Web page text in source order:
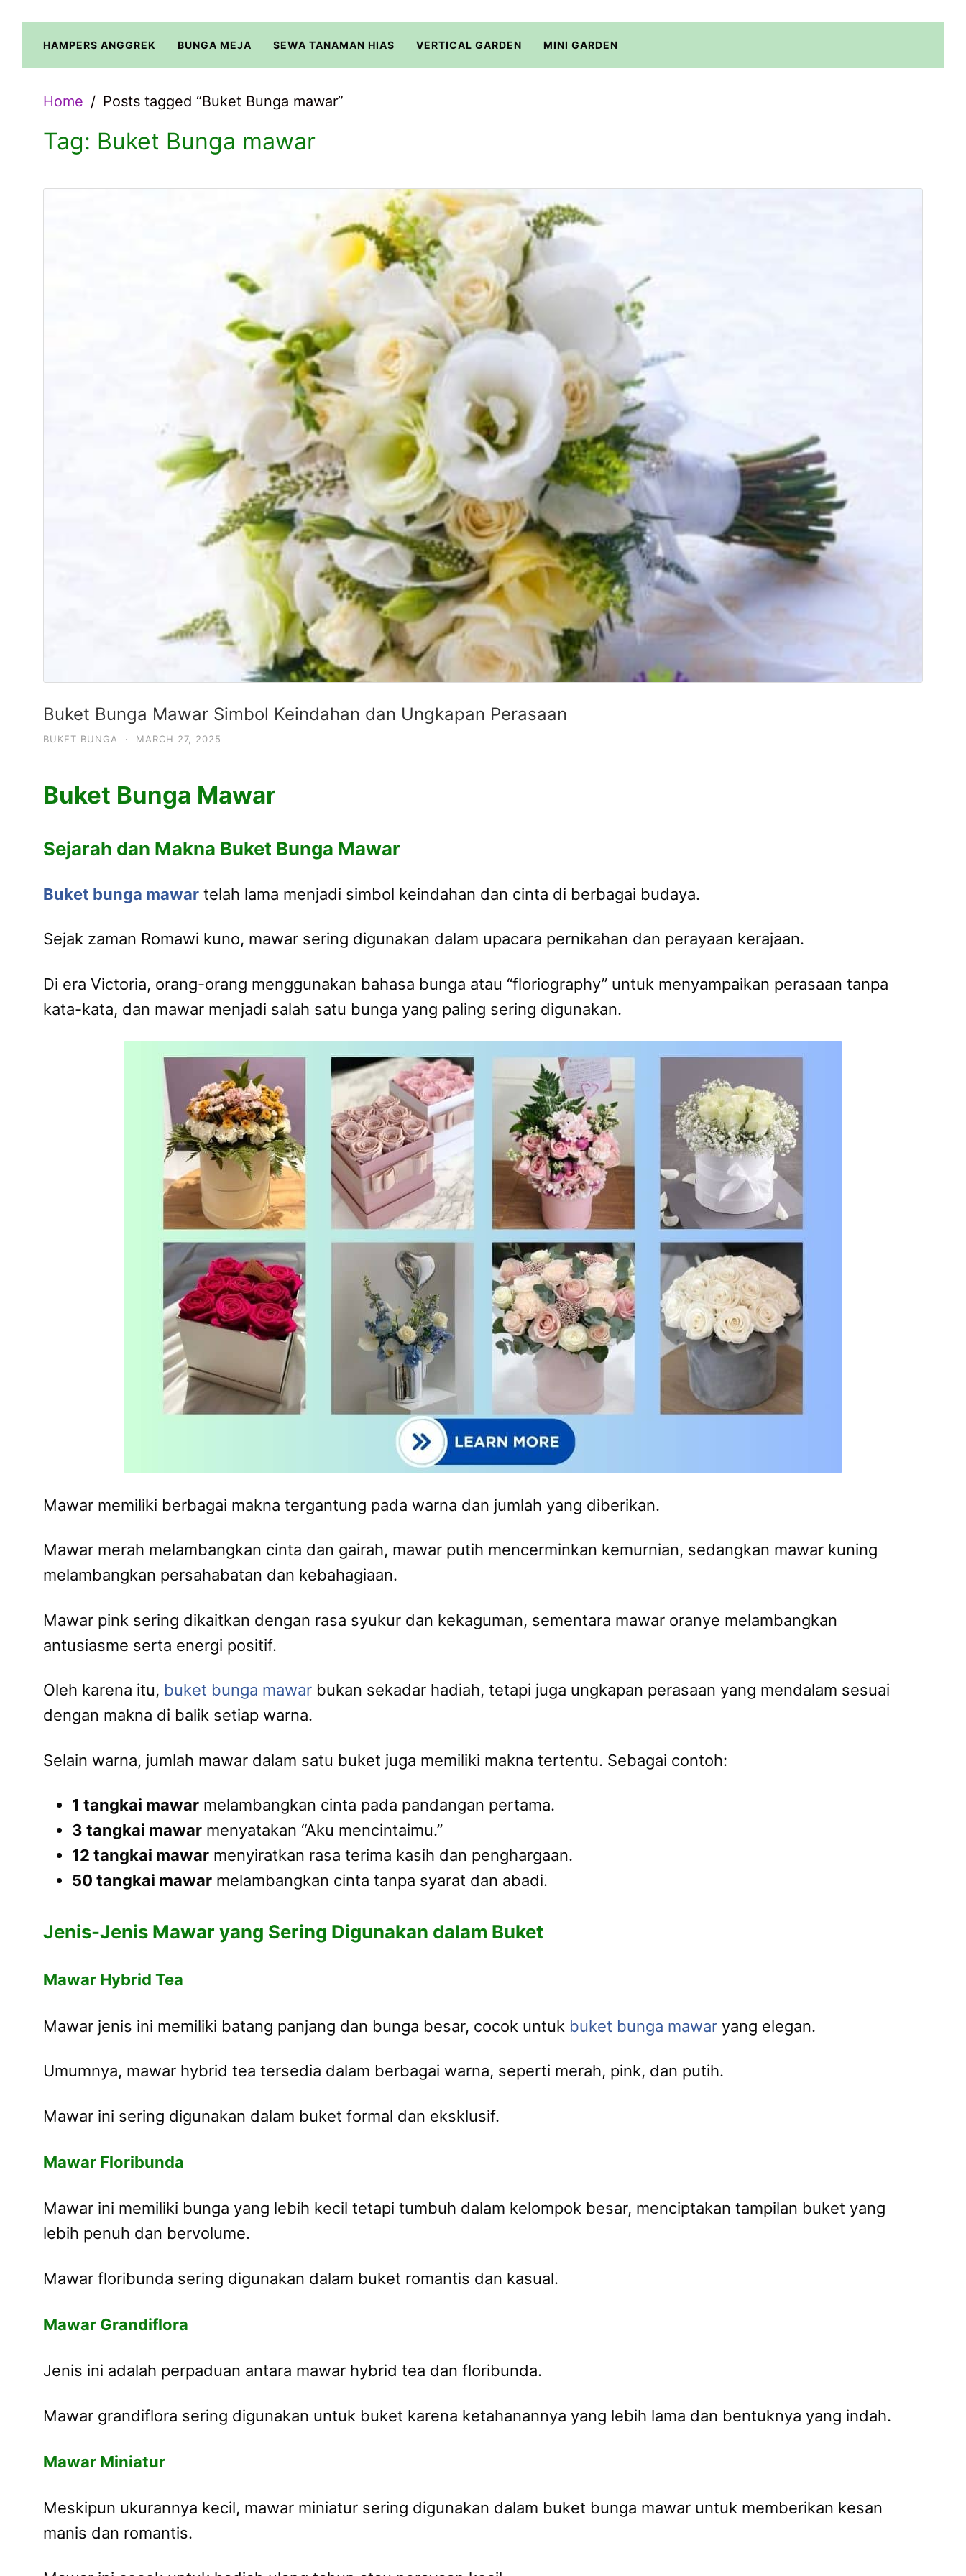
HAMPERS ANGGREK BUNGA MEJA SEWA TANAMAN HIAS VERTICAL GARDEN MINI GARDEN
Home Posts tagged “Buket Bunga mawar”
Tag: Buket Bunga mawar
Buket Bunga Mawar Simbol Keindahan dan Ungkapan Perasaan
BUKET BUNGA · MARCH 27, 2025
Buket Bunga Mawar
Sejarah dan Makna Buket Bunga Mawar
Buket bunga mawar telah lama menjadi simbol keindahan dan cinta di berbagai budaya.
Sejak zaman Romawi kuno, mawar sering digunakan dalam upacara pernikahan dan perayaan kerajaan.
Di era Victoria, orang-orang menggunakan bahasa bunga atau “floriography” untuk menyampaikan perasaan tanpa
kata-kata, dan mawar menjadi salah satu bunga yang paling sering digunakan.
Mawar memiliki berbagai makna tergantung pada warna dan jumlah yang diberikan.
Mawar merah melambangkan cinta dan gairah, mawar putih mencerminkan kemurnian, sedangkan mawar kuning
melambangkan persahabatan dan kebahagiaan.
Mawar pink sering dikaitkan dengan rasa syukur dan kekaguman, sementara mawar oranye melambangkan
antusiasme serta energi positif.
Oleh karena itu, buket bunga mawar bukan sekadar hadiah, tetapi juga ungkapan perasaan yang mendalam sesuai
dengan makna di balik setiap warna.
Selain warna, jumlah mawar dalam satu buket juga memiliki makna tertentu. Sebagai contoh:
1 tangkai mawar melambangkan cinta pada pandangan pertama.
3 tangkai mawar menyatakan “Aku mencintaimu.”
12 tangkai mawar menyiratkan rasa terima kasih dan penghargaan.
50 tangkai mawar melambangkan cinta tanpa syarat dan abadi.
Jenis-Jenis Mawar yang Sering Digunakan dalam Buket
Mawar Hybrid Tea
Mawar jenis ini memiliki batang panjang dan bunga besar, cocok untuk buket bunga mawar yang elegan.
Umumnya, mawar hybrid tea tersedia dalam berbagai warna, seperti merah, pink, dan putih.
Mawar ini sering digunakan dalam buket formal dan eksklusif.
Mawar Floribunda
Mawar ini memiliki bunga yang lebih kecil tetapi tumbuh dalam kelompok besar, menciptakan tampilan buket yang
lebih penuh dan bervolume.
Mawar floribunda sering digunakan dalam buket romantis dan kasual.
Mawar Grandiflora
Jenis ini adalah perpaduan antara mawar hybrid tea dan floribunda.
Mawar grandiflora sering digunakan untuk buket karena ketahanannya yang lebih lama dan bentuknya yang indah.
Mawar Miniatur
Meskipun ukurannya kecil, mawar miniatur sering digunakan dalam buket bunga mawar untuk memberikan kesan
manis dan romantis.